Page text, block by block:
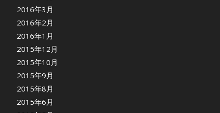
2016年3月
2016年2月
2016年1月
2015年12月
2015年10月
2015年9月
2015年8月
2015年6月